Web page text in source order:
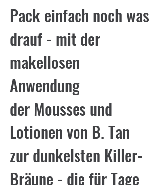
Pack einfach noch was
drauf - mit der
makellosen
Anwendung
der Mousses und
Lotionen von B. Tan
zur dunkelsten Killer-
Bräune - die für Tage